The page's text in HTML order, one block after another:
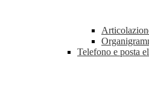
Telefono e posta